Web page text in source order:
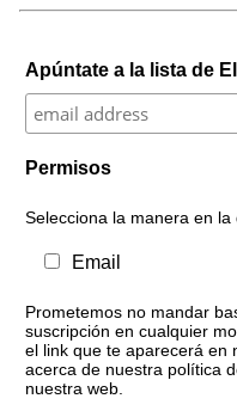
Apúntate a la lista de
Permisos
Selecciona la manera en
Email
Prometemos no mandar
suscripción en cualquier
el link que te aparecerá en
acerca de nuestra política
nuestra web.